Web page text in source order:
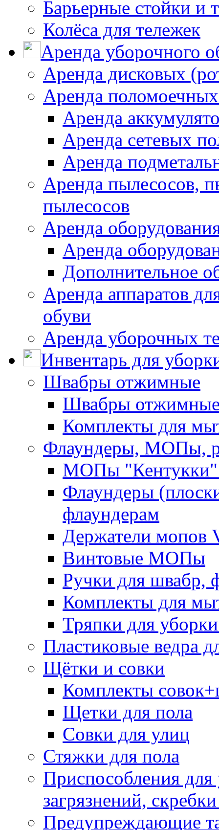
Барьерные стойки и
Колёса для тележек
Аренда уборочного
Аренда дисковых
Аренда
Аренда
Аренда сетевых
Аренда
Аренда пылесосов,
пылесосов
Аренда
Аренда
Дополнительное
Аренда аппаратов
обуви
Аренда уборочных
Инвентарь для
Швабры отжимные
Швабры
Комплекты для
Флаундеры, МОПы,
МОПы "Кентукки"
Флаундеры
флаундерам
Держатели мопов
Винтовые МОПы
Ручки для швабр,
Комплекты для
Тряпки для
Пластиковые ведра
Щётки и совки
Комплекты
Щетки для пола
Совки для улиц
Стяжки для пола
Приспособления
загрязнений,
Предупреждающие